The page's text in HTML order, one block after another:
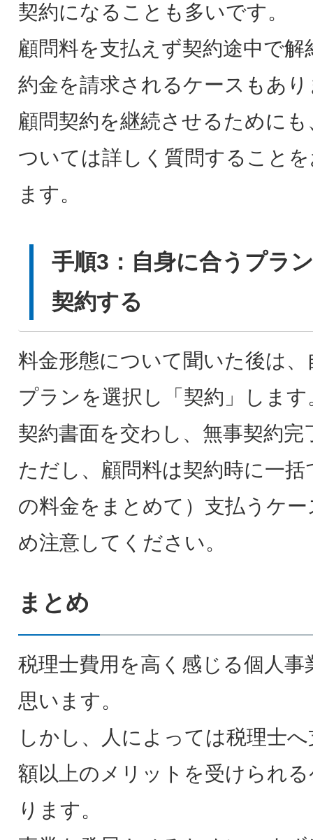
契約になることも多いです。
顧問料を支払えず契約途中で解
約金を請求されるケースもあ
顧問契約を継続させるために
ついては詳しく質問すること
ます。
手順3：自身に合うプラ
契約する
料金形態について聞いた後は、
プランを選択し「契約」します
契約書面を交わし、無事契約完
ただし、顧問料は契約時に一括
の料金をまとめて）支払うケ
め注意してください。
まとめ
税理士費用を高く感じる個人事
思います。
しかし、人によっては税理士
額以上のメリットを受けられ
ります。